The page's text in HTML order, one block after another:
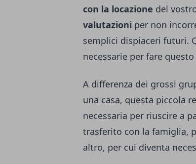
con la locazione del
valutazioni per non
semplici dispiaceri futuri.
necessarie per fare
A differenza dei grossi
una casa, questa piccola
necessaria per riuscire a
trasferito con la famiglia,
altro, per cui diventa